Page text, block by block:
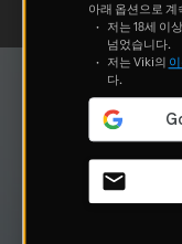
아래 옵션으로
저는 18세 이
넘었습니다.
저는 Viki의
다.